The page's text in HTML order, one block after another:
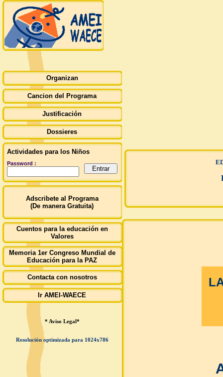
Organizan
Cancion del Programa
Justificación
Dossieres
Actividades para los Niños
Password :
Adscribete al Programa
(De manera Gratuita)
Cuentos para la educación en
Valores
Memoria 1er Congreso Mundial de
Educación para la PAZ
Contacta con nosotros
Ir AMEI-WAECE
* Aviso Legal*
Resolución optimizada para 1024x786